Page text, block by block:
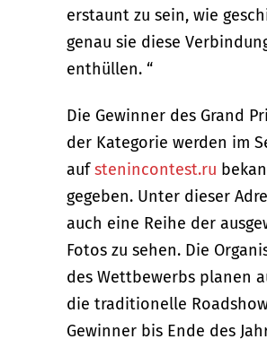
erstaunt zu sein, wie
genau sie diese
enthüllen. “
Die Gewinner des Grand
der Kategorie werden im
aufstenincontest.ru
gegeben. Unter dieser
auch eine Reihe der
Fotos zu sehen. Die
des Wettbewerbs planen
die traditionelle
Gewinner bis Ende des